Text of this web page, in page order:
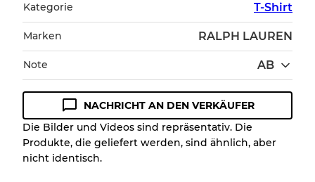
Kategorie T-Shirt
Marken RALPH LAUREN
Note AB
Zustandsrichtlinie
Alle Produkte enthalten eine Qualitätsstufe,
damit Sie den Zustand und das Aussehen
NACHRICHT AN DEN VERKÄUFER
Die Bilder und Videos sind repräsentativ. Die
Produkte, die geliefert werden, sind ähnlich, aber
nicht identisch.